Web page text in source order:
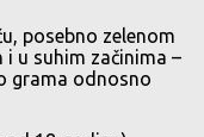
posebno zelenom
u suhim začinima –
grama odnosno